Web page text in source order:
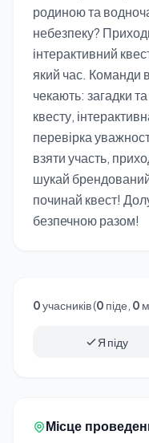
родиною та
небезпеку?
інтерактивний
який час. Команди
чекають: загадки
квесту,
перевірка
взяти участь,
шукай брендований
починай квест!
безпечною разом!
0учасників (0 піде, 0
Я піду
Місце